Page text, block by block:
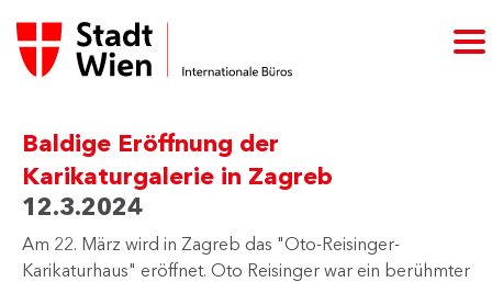
Baldige Eröffnung der
Karikaturgalerie in Zagreb
12.3.2024
Am 22. März wird in Zagreb das "Oto-Reisinger-
Karikaturhaus" eröffnet. Oto Reisinger war ein berühmter